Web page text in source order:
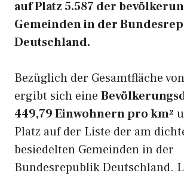
auf Platz 5.587 der
Gemeinden in der
Deutschland.
Bezüglich der Gesamtfläche
ergibt sich eine
449,79 Einwohnern pro km²
Platz auf der Liste der am
besiedelten Gemeinden in der
Bundesrepublik Deutschland.